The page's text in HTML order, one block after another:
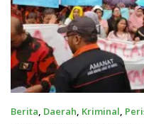
Berita, Daerah, Kriminal,